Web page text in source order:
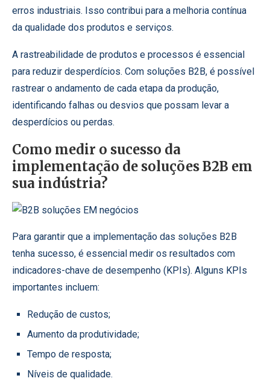
erros industriais. Isso contribui para a melhoria contínua
da qualidade dos produtos e serviços.
A rastreabilidade de produtos e processos é essencial
para reduzir desperdícios. Com soluções B2B, é possível
rastrear o andamento de cada etapa da produção,
identificando falhas ou desvios que possam levar a
desperdícios ou perdas.
Como medir o sucesso da
implementação de soluções B2B em
sua indústria?
Para garantir que a implementação das soluções B2B
tenha sucesso, é essencial medir os resultados com
indicadores-chave de desempenho (KPIs). Alguns KPIs
importantes incluem:
Redução de custos;
Aumento da produtividade;
Tempo de resposta;
Níveis de qualidade.